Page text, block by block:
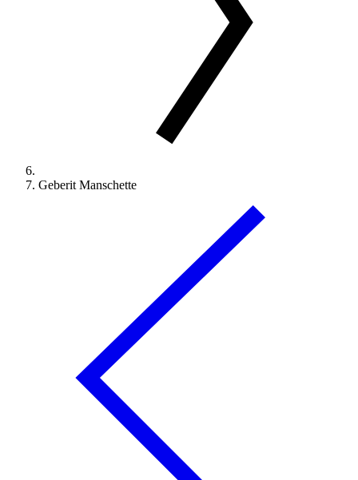
Geberit Manschette